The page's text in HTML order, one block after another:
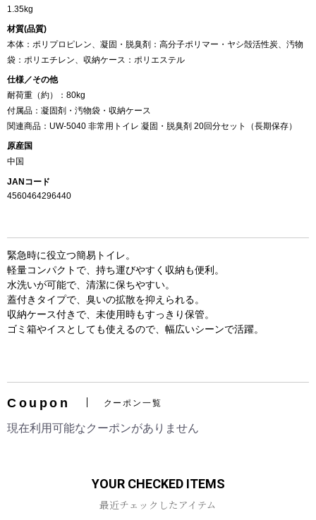
1.35kg
材質(品質)
本体：ポリプロピレン、凝固・脱臭剤：高分子ポリマー・ヤシ殻活性炭、汚物
袋：ポリエチレン、収納ケース：ポリエステル
仕様／その他
耐荷重（約）：80kg
付属品：凝固剤・汚物袋・収納ケース
関連商品：UW-5040 非常用トイレ 凝固・脱臭剤 20回分セット（長期保存）
原産国
中国
JANコード
4560464296440
緊急時に役立つ簡易トイレ。
軽量コンパクトで、持ち運びやすく収納も便利。
水洗いが可能で、清潔に保ちやすい。
蓋付きタイプで、臭いの拡散を抑えられる。
収納ケース付きで、未使用時もすっきり保管。
ゴミ箱やイスとしても使えるので、幅広いシーンで活躍。
Coupon クーポン一覧
現在利用可能なクーポンがありません
YOUR CHECKED ITEMS
最近チェックしたアイテム